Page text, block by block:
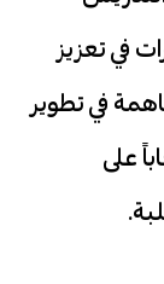
في تعزيز
في تطوير
على